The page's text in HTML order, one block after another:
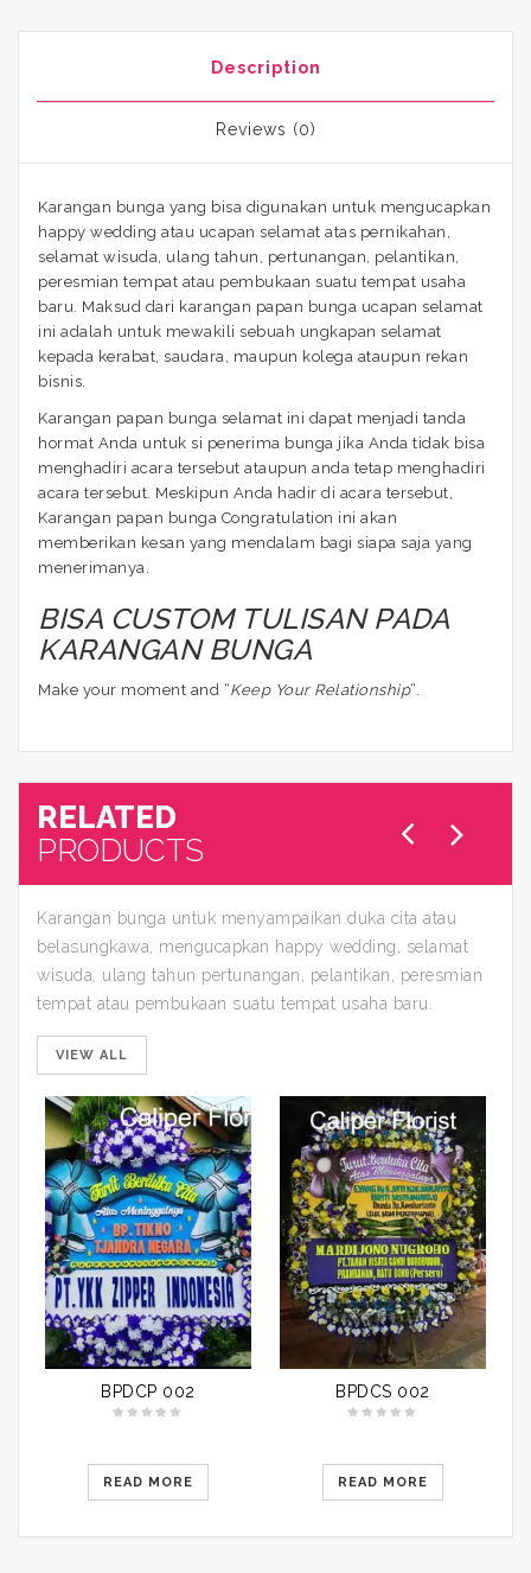
Description
Reviews (0)
Karangan bunga yang bisa digunakan untuk mengucapkan
happy wedding atau ucapan selamat atas pernikahan,
selamat wisuda, ulang tahun, pertunangan, pelantikan,
peresmian tempat atau pembukaan suatu tempat usaha
baru. Maksud dari karangan papan bunga ucapan selamat
ini adalah untuk mewakili sebuah ungkapan selamat
kepada kerabat, saudara, maupun kolega ataupun rekan
bisnis.
Karangan papan bunga selamat ini dapat menjadi tanda
hormat Anda untuk si penerima bunga jika Anda tidak bisa
menghadiri acara tersebut ataupun anda tetap menghadiri
acara tersebut. Meskipun Anda hadir di acara tersebut,
Karangan papan bunga Congratulation ini akan
memberikan kesan yang mendalam bagi siapa saja yang
menerimanya.
BISA CUSTOM TULISAN PADA
KARANGAN BUNGA
Make your moment and “Keep Your Relationship“.
RELATED
PRODUCTS
Karangan bunga untuk menyampaikan duka cita atau
belasungkawa, mengucapkan happy wedding, selamat
wisuda, ulang tahun pertunangan, pelantikan, peresmian
tempat atau pembukaan suatu tempat usaha baru.
VIEW ALL
BPDCP 002
READ MORE
BPDCS 002
READ MORE